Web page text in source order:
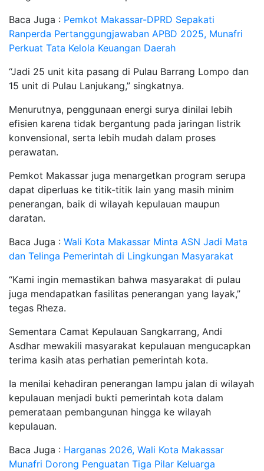
Baca Juga : Pemkot Makassar-DPRD Sepakati
Ranperda Pertanggungjawaban APBD 2025, Munafri
Perkuat Tata Kelola Keuangan Daerah
“Jadi 25 unit kita pasang di Pulau Barrang Lompo dan
15 unit di Pulau Lanjukang,” singkatnya.
Menurutnya, penggunaan energi surya dinilai lebih
efisien karena tidak bergantung pada jaringan listrik
konvensional, serta lebih mudah dalam proses
perawatan.
Pemkot Makassar juga menargetkan program serupa
dapat diperluas ke titik-titik lain yang masih minim
penerangan, baik di wilayah kepulauan maupun
daratan.
Baca Juga : Wali Kota Makassar Minta ASN Jadi Mata
dan Telinga Pemerintah di Lingkungan Masyarakat
“Kami ingin memastikan bahwa masyarakat di pulau
juga mendapatkan fasilitas penerangan yang layak,”
tegas Rheza.
Sementara Camat Kepulauan Sangkarrang, Andi
Asdhar mewakili masyarakat kepulauan mengucapkan
terima kasih atas perhatian pemerintah kota.
Ia menilai kehadiran penerangan lampu jalan di wilayah
kepulauan menjadi bukti pemerintah kota dalam
pemerataan pembangunan hingga ke wilayah
kepulauan.
Baca Juga : Harganas 2026, Wali Kota Makassar
Munafri Dorong Penguatan Tiga Pilar Keluarga